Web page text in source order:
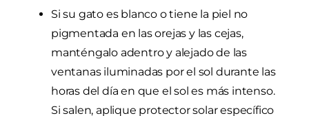
Si su gato es blanco o tiene la piel no
pigmentada en las orejas y las cejas,
manténgalo adentro y alejado de las
ventanas iluminadas por el sol durante las
horas del día en que el sol es más intenso.
Si salen, aplique protector solar específico